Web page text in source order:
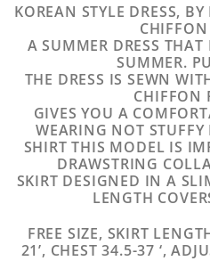
KOREAN STYLE DRESS,
CHIFFON
A SUMMER DRESS
SUMMER.
THE DRESS IS SEWN
CHIFFON
GIVES YOU A
WEARING NOT STUFFY
SHIRT THIS MODEL IS
DRAWSTRING
SKIRT DESIGNED IN A
LENGTH
FREE SIZE, SKIRT
21’, CHEST 34.5-37 ‘,